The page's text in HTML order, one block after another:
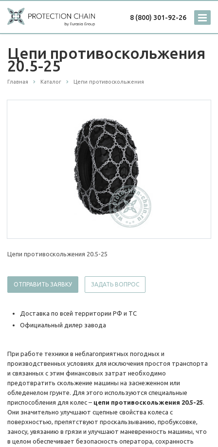
8 (800) 301-92-26
Цепи противоскольжения
20.5-25
Главная Каталог Цепи противоскольжения
Цепи противоскольжения 20.5-25
ОТПРАВИТЬ ЗАЯВКУ ЗАДАТЬ ВОПРОС
Доставка по всей территории РФ и ТС
Официальный дилер завода
При работе техники в неблагоприятных погодных и
производственных условиях для исключения простоя транспорта
и связанных с этим финансовых затрат необходимо
предотвратить скольжение машины на заснеженном или
обледенелом грунте. Для этого используются специальные
приспособления для колес – цепи противоскольжения 20.5-25.
Они значительно улучшают сцепные свойства колеса с
поверхностью, препятствуют проскальзыванию, пробуксовке,
заносу, увязанию в грязи и улучшают маневренность машины, что
в целом обеспечивает безопасность оператора, сохранность